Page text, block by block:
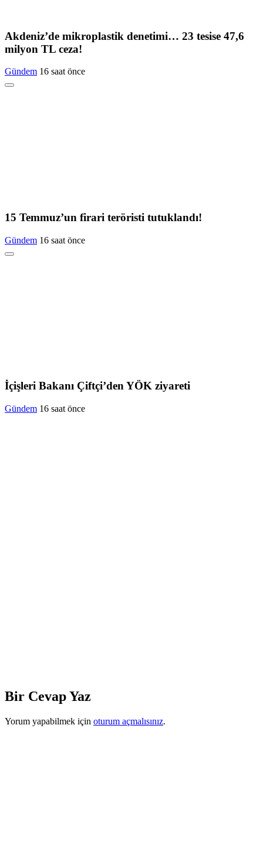
Akdeniz’de mikroplastik denetimi… 23 tesise 47,6
milyon TL ceza!
Gündem 16 saat önce
15 Temmuz’un firari teröristi tutuklandı!
Gündem 16 saat önce
İçişleri Bakanı Çiftçi’den YÖK ziyareti
Gündem 16 saat önce
Bir Cevap Yaz
Yorum yapabilmek için oturum açmalısınız.